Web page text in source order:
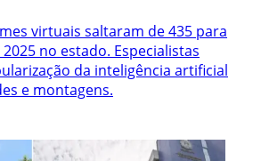
virtuais saltaram de 435 para
no estado. Especialistas
da inteligência artificial
e montagens.